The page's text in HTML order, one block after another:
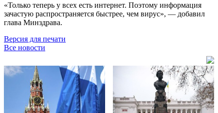
«Только теперь у всех есть интернет. Поэтому информация
зачастую распространяется быстрее, чем вирус», — добавил
глава Минздрава.
Версия для печати
Все новости